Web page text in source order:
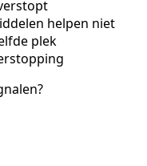
helpen niet
plek